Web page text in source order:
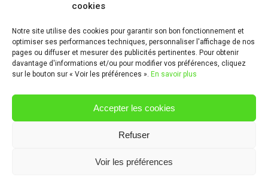
cookies
Notre site utilise des cookies pour garantir son bon fonctionnement et
optimiser ses performances techniques, personnaliser l'affichage de nos
pages ou diffuser et mesurer des publicités pertinentes. Pour obtenir
davantage d'informations et/ou pour modifier vos préférences, cliquez
sur le bouton sur « Voir les préférences ». En savoir plus
Accepter les cookies
Refuser
Voir les préférences
Portail alu Saint-Omer
Clôture 62
Garde-corps pas de calais
Mentions Légales